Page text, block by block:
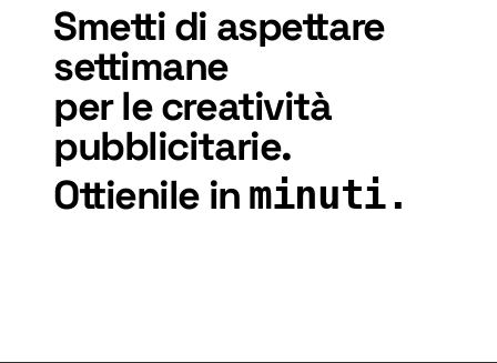
Smettidi aspettare
settimane
perlecreatività
pubblicitarie.
Ottienile in minuti.